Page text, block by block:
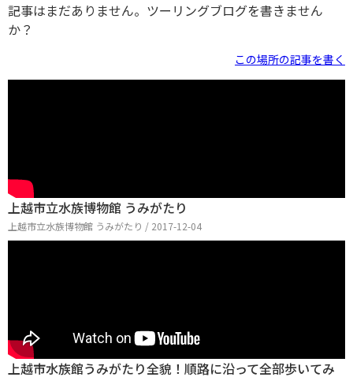
記事はまだありません。ツーリングブログを書きません
か？
この場所の記事を書く
上越市立水族博物館 うみがたり
上越市立水族博物館 うみがたり / 2017-12-04
上越市水族館うみがたり全貌！順路に沿って全部歩いてみ